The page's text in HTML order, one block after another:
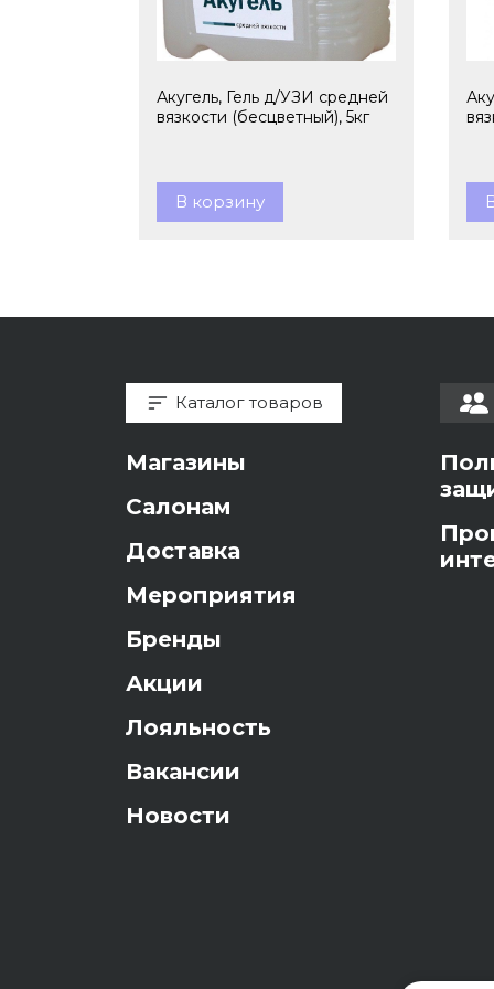
Акугель, Гель д/УЗИ средней
вязкости (бесцветный), 5кг
В корзину
Каталог товаров
Магазины
Салонам
Доставка
Мероприятия
Бренды
Акции
Лояльность
Вакансии
Новости